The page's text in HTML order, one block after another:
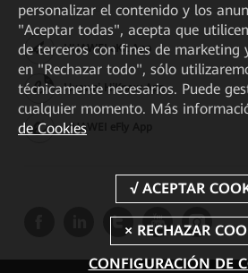
HUAWEI eKit App
Huawei HiKnow App
HUAWEI eFly App
personalizar el contenido y los
"Aceptar todas", acepta que
de terceros con fines de marketing
en "Rechazar todo", sólo
técnicamente necesarios. Puede
cualquier momento. Más
de Cookies
CONFIGURACIÓN DE